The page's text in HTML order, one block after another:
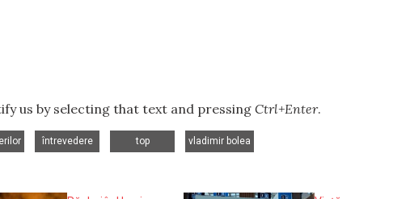
us by selecting that text and pressing Ctrl+Enter.
întrevedere
top
vladimir bolea